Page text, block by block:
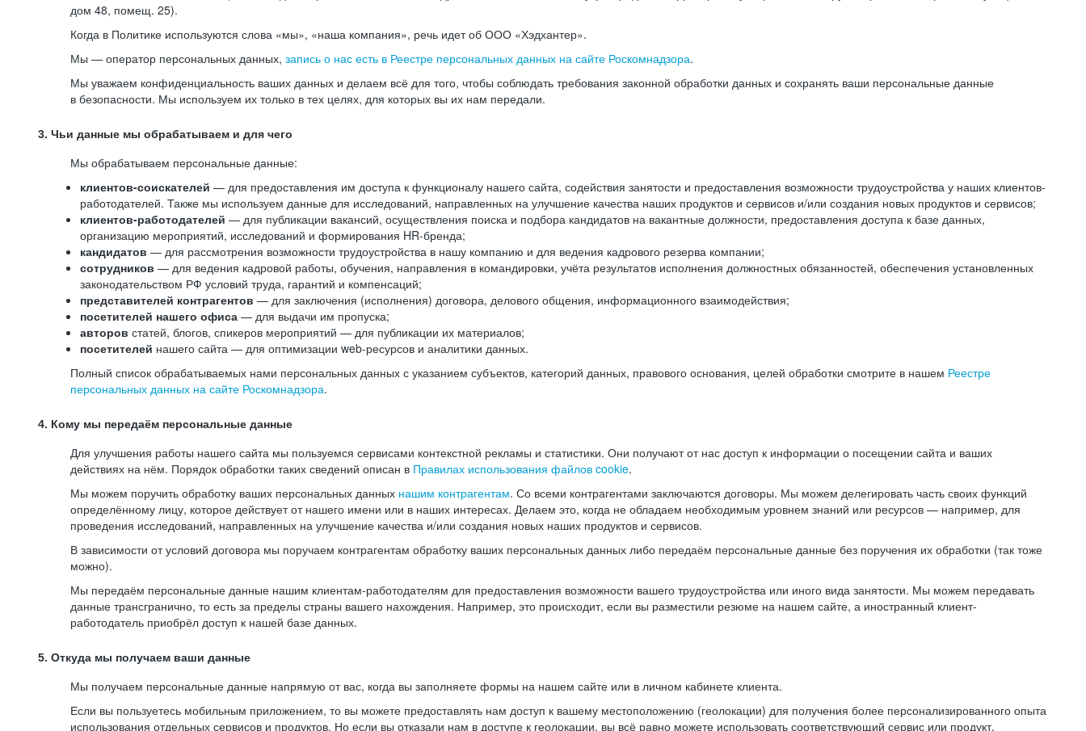
дом 48, помещ. 25).
Когда в Политике используются слова «мы», «наша компания», речь идет об ООО «Хэдхантер».
Мы — оператор персональных данных, запись о нас есть в Реестре персональных данных на сайте Роскомнадзора.
Мы уважаем конфиденциальность ваших данных и делаем всё для того, чтобы соблюдать требования законной обработки данных и сохранять ваши персональные данные
в безопасности. Мы используем их только в тех целях, для которых вы их нам передали.
3. Чьи данные мы обрабатываем и для чего
Мы обрабатываем персональные данные:
клиентов-соискателей — для предоставления им доступа к функционалу нашего сайта, содействия занятости и предоставления возможности трудоустройства у наших клиентов-
работодателей. Также мы используем данные для исследований, направленных на улучшение качества наших продуктов и сервисов и/или создания новых продуктов и сервисов;
клиентов-работодателей — для публикации вакансий, осуществления поиска и подбора кандидатов на вакантные должности, предоставления доступа к базе данных,
организацию мероприятий, исследований и формирования HR-бренда;
кандидатов — для рассмотрения возможности трудоустройства в нашу компанию и для ведения кадрового резерва компании;
сотрудников — для ведения кадровой работы, обучения, направления в командировки, учёта результатов исполнения должностных обязанностей, обеспечения установленных
законодательством РФ условий труда, гарантий и компенсаций;
представителей контрагентов — для заключения (исполнения) договора, делового общения, информационного взаимодействия;
посетителей нашего офиса — для выдачи им пропуска;
авторов статей, блогов, спикеров мероприятий — для публикации их материалов;
посетителей нашего сайта — для оптимизации web-ресурсов и аналитики данных.
Полный список обрабатываемых нами персональных данных с указанием субъектов, категорий данных, правового основания, целей обработки смотрите в нашем Реестре
персональных данных на сайте Роскомнадзора.
4. Кому мы передаём персональные данные
Для улучшения работы нашего сайта мы пользуемся сервисами контекстной рекламы и статистики. Они получают от нас доступ к информации о посещении сайта и ваших
действиях на нём. Порядок обработки таких сведений описан в Правилах использования файлов cookie.
Мы можем поручить обработку ваших персональных данных нашим контрагентам. Со всеми контрагентами заключаются договоры. Мы можем делегировать часть своих функций
определённому лицу, которое действует от нашего имени или в наших интересах. Делаем это, когда не обладаем необходимым уровнем знаний или ресурсов — например, для
проведения исследований, направленных на улучшение качества и/или создания новых наших продуктов и сервисов.
В зависимости от условий договора мы поручаем контрагентам обработку ваших персональных данных либо передаём персональные данные без поручения их обработки (так тоже
можно).
Мы передаём персональные данные нашим клиентам-работодателям для предоставления возможности вашего трудоустройства или иного вида занятости. Мы можем передавать
данные трансгранично, то есть за пределы страны вашего нахождения. Например, это происходит, если вы разместили резюме на нашем сайте, а иностранный клиент-
работодатель приобрёл доступ к нашей базе данных.
5. Откуда мы получаем ваши данные
Мы получаем персональные данные напрямую от вас, когда вы заполняете формы на нашем сайте или в личном кабинете клиента.
Если вы пользуетесь мобильным приложением, то вы можете предоставлять нам доступ к вашему местоположению (геолокации) для получения более персонализированного опыта
использования отдельных сервисов и продуктов. Но если вы отказали нам в доступе к геолокации, вы всё равно можете использовать соответствующий сервис или продукт.